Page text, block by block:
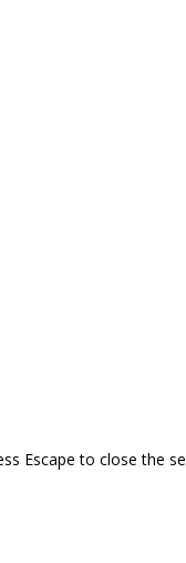
Escape to close the